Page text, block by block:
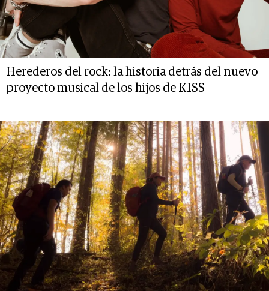
Herederos del rock: la historia detrás del nuevo
proyecto musical de los hijos de KISS